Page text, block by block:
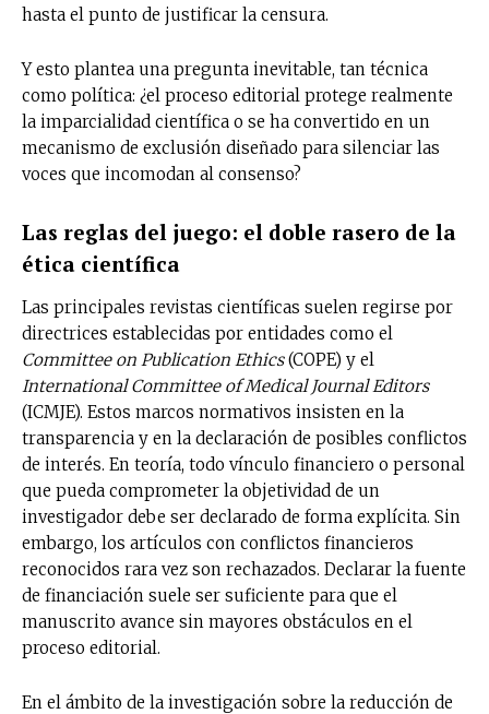
hasta el punto de justificar la censura.
Y esto plantea una pregunta inevitable, tan técnica
como política: ¿el proceso editorial protege realmente
la imparcialidad científica o se ha convertido en un
mecanismo de exclusión diseñado para silenciar las
voces que incomodan al consenso?
Las reglas del juego: el doble rasero de la
ética científica
Las principales revistas científicas suelen regirse por
directrices establecidas por entidades como el
Committee on Publication Ethics(COPE) y el
International Committee of Medical Journal Editors
(ICMJE). Estos marcos normativos insisten en la
transparencia y en la declaración de posibles conflictos
de interés. En teoría, todo vínculo financiero o personal
que pueda comprometer la objetividad de un
investigador debe ser declarado de forma explícita. Sin
embargo, los artículos con conflictos financieros
reconocidos rara vez son rechazados. Declarar la fuente
de financiación suele ser suficiente para que el
manuscrito avance sin mayores obstáculos en el
proceso editorial.
En el ámbito de la investigación sobre la reducción de